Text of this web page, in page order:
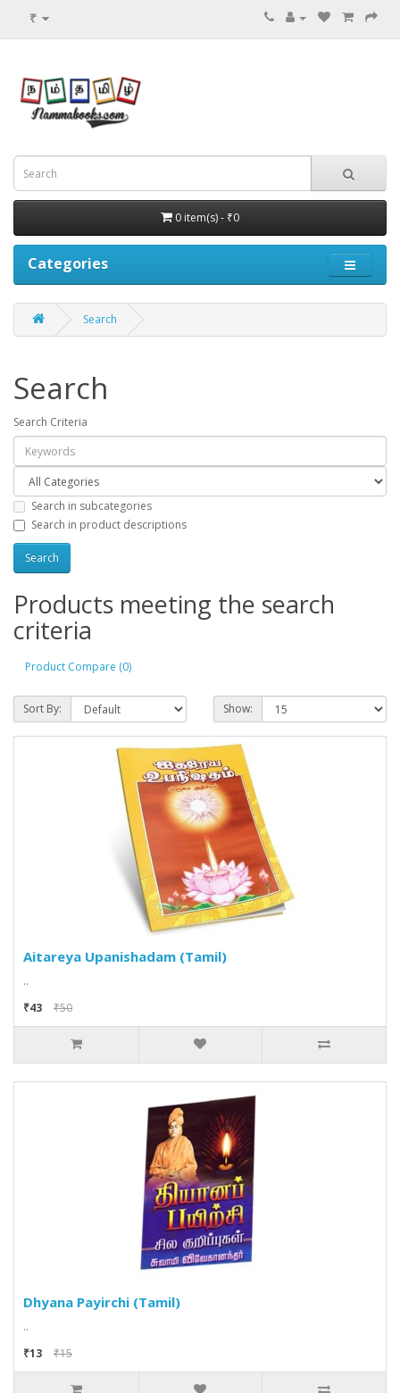
₹
0 item(s) - ₹0
Categories
Search
Search
Search Criteria
Search in subcategories
Search in product descriptions
Products meeting the search
criteria
Product Compare (0)
Sort By: Show:
Aitareya Upanishadam (Tamil)
..
₹43
₹50
Dhyana Payirchi (Tamil)
..
₹13
₹15